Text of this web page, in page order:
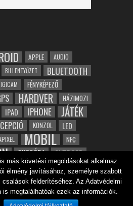
APPLE AUDIO
BILLENTYŰZET BLUETOOTH
FÉNYKÉPEZŐ
HARDVER HÁZIMOZI
IPAD IPHONE JÁTÉK
KONZOL LED
MOBIL NFC
OKOSÓRA OUTDOOR
SPORT TABLET
VÍZÁLLÓ WIFI ZENE ZÖLD
ÓRA
más követési megoldásokat alkalmaz
élmény javításához, személyre szabott
csalások felderítéséhez. Az Adatvédelmi
is megtalálhatóak ezek az információk.